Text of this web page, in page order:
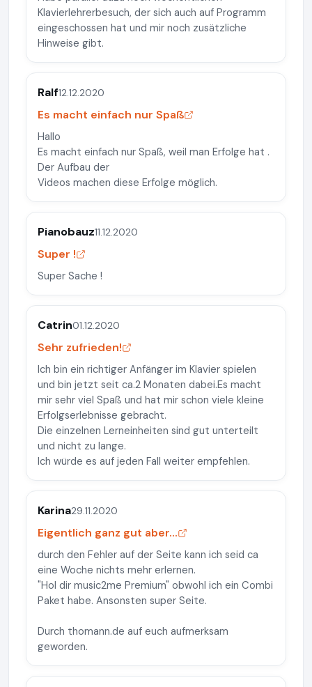
Klavierlehrerbesuch, der sich auch auf Programm
eingeschossen hat und mir noch zusätzliche
Hinweise gibt.
Ralf12.12.2020
Es macht einfach nur Spaß
Hallo
Es macht einfach nur Spaß, weil man Erfolge hat .
Der Aufbau der
Videos machen diese Erfolge möglich.
Pianobauz11.12.2020
Super !
Super Sache !
Catrin01.12.2020
Sehr zufrieden!
Ich bin ein richtiger Anfänger im Klavier spielen
und bin jetzt seit ca.2 Monaten dabei.Es macht
mir sehr viel Spaß und hat mir schon viele kleine
Erfolgserlebnisse gebracht.
Die einzelnen Lerneinheiten sind gut unterteilt
und nicht zu lange.
Ich würde es auf jeden Fall weiter empfehlen.
Karina29.11.2020
Eigentlich ganz gut aber...
durch den Fehler auf der Seite kann ich seid ca
eine Woche nichts mehr erlernen.
"Hol dir music2me Premium" obwohl ich ein Combi
Paket habe. Ansonsten super Seite.
Durch thomann.de auf euch aufmerksam
geworden.